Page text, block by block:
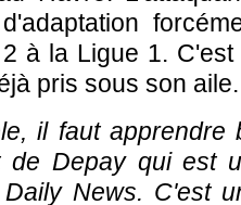
à la Ligue 1.
pris sous son aile.
il faut apprendre
de Depay qui est
News. C'est